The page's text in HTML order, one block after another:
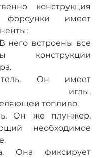
конструкция
форсунки имеет
него встроены все
конструкции
Он имеет
иглы,
топливо.
Он же плунжер,
необходимое
Она фиксирует